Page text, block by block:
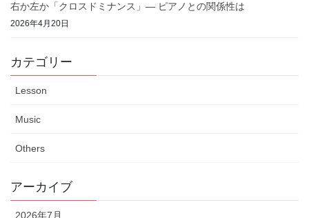
右か左か「クロスドミナンス」— ピアノとの関係性は
2026年4月20日
カテゴリー
Lesson
Music
Others
アーカイブ
2026年7月